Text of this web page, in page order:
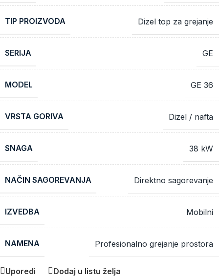
TIP PROIZVODA Dizel top za grejanje
SERIJA GE
MODEL GE 36
VRSTA GORIVA Dizel / nafta
SNAGA 38 kW
NAČIN SAGOREVANJA Direktno sagorevanje
IZVEDBA Mobilni
NAMENA Profesionalno grejanje prostora
Uporedi Dodaj u listu želja